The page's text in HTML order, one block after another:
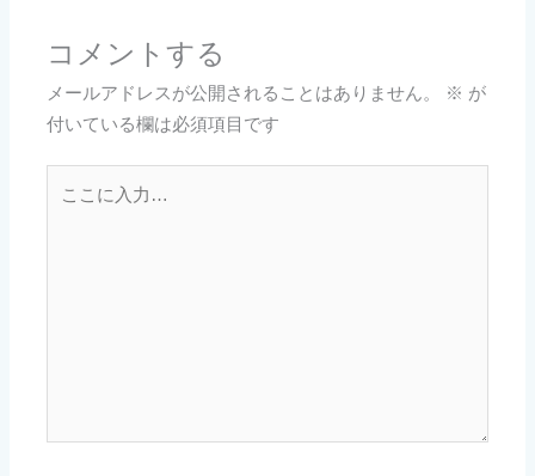
コメントする
メールアドレスが公開されることはありません。 ※ が
付いている欄は必須項目です